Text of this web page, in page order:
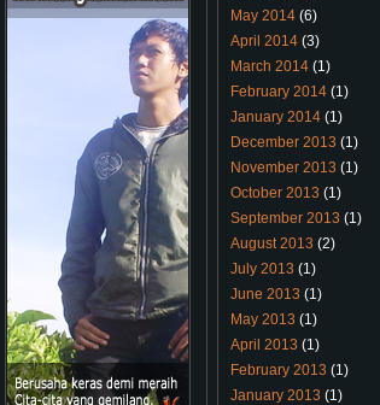
May 2014 (6)
April 2014 (3)
March 2014 (1)
February 2014 (1)
January 2014 (1)
December 2013 (1)
November 2013 (1)
October 2013 (1)
September 2013 (1)
August 2013 (2)
July 2013 (1)
June 2013 (1)
May 2013 (1)
April 2013 (1)
February 2013 (1)
January 2013 (1)